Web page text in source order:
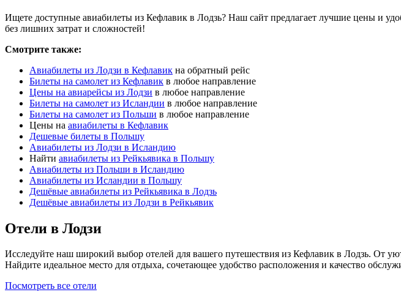
Ищете доступные авиабилеты из Кефлавик в Лодзь? Наш сайт предлагает лучшие цены и
без лишних затрат и сложностей!
Смотрите также:
Авиабилеты из Лодзи в Кефлавик на обратный рейс
Билеты на самолет из Кефлавик в любое направление
Цены на авиарейсы из Лодзи в любое направление
Билеты на самолет из Исландии в любое направление
Билеты на самолет из Польши в любое направление
Цены на авиабилеты в Кефлавик
Дешевые билеты в Польшу
Авиабилеты из Лодзи в Исландию
Найти авиабилеты из Рейкьявика в Польшу
Авиабилеты из Польши в Исландию
Авиабилеты из Исландии в Польшу
Дешёвые авиабилеты из Рейкьявика в Лодзь
Дешёвые авиабилеты из Лодзи в Рейкьявик
Отели в Лодзи
Исследуйте наш широкий выбор отелей для вашего путешествия из Кефлавик в Лодзь. От
Найдите идеальное место для отдыха, сочетающее удобство расположения и качество
Посмотреть все отели